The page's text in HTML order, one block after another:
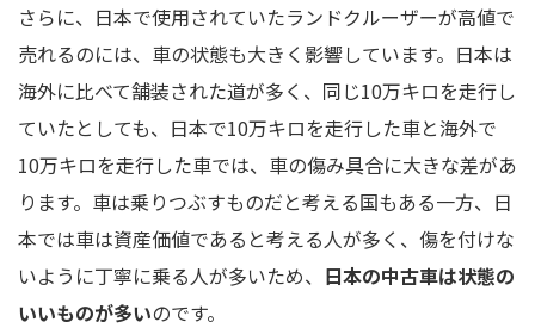
さらに、日本で使用されていたランドクルーザーが高値で
売れるのには、車の状態も大きく影響しています。日本は
海外に比べて舗装された道が多く、同じ10万キロを走行し
ていたとしても、日本で10万キロを走行した車と海外で
10万キロを走行した車では、車の傷み具合に大きな差があ
ります。車は乗りつぶすものだと考える国もある一方、日
本では車は資産価値であると考える人が多く、傷を付けな
いように丁寧に乗る人が多いため、 日本の中古車は状態の
いいものが多いのです。